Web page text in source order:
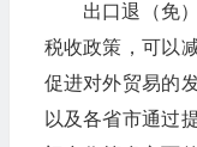
出口退（免
税收政策，可以
促进对外贸易的
以及各省市通过